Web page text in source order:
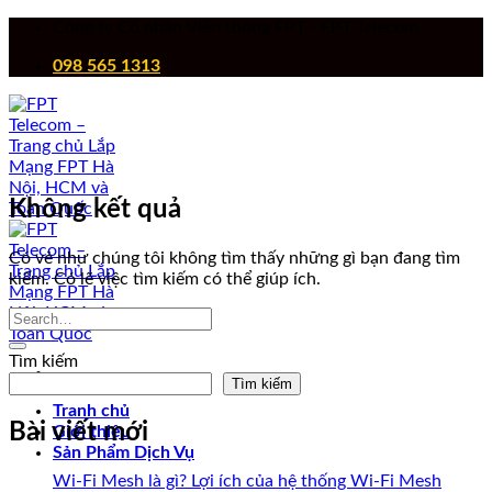
098 565 1313
Tranh chủ
Giới thiệu
Sản Phẩm Dịch Vụ
Không kết quả
Có vẻ như chúng tôi không tìm thấy những gì bạn đang tìm
kiếm. Có lẽ việc tìm kiếm có thể giúp ích.
Tìm kiếm
Tìm kiếm
Bài viết mới
Wi-Fi Mesh là gì? Lợi ích của hệ thống Wi-Fi Mesh